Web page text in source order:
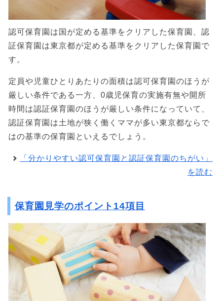
認可保育園は国が定める基準をクリアした保育園、認
証保育園は東京都が定める基準をクリアした保育園で
す。
定員や児童ひとりあたりの面積は認可保育園のほうが
厳しい条件である一方、0歳児保育の実施有無や開所
時間は認証保育園のほうが厳しい条件になっていて、
認証保育園は土地が狭く働くママが多い東京都ならで
はの基準の保育園といえるでしょう。
「分かりやすい認可保育園と認証保育園のちがい」
を読む
保育園見学のポイント14項目